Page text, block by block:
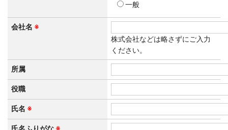
一般
会社名 ※
株式会社などは略さずにご入力
ください。
所属
役職
氏名 ※